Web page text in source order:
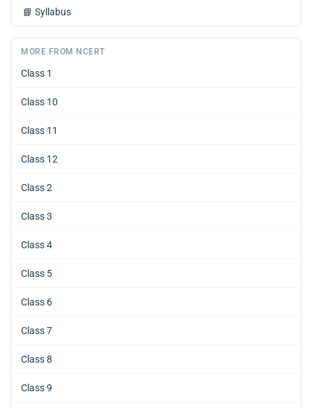
📘 Syllabus
MORE FROM NCERT
Class 1
Class 10
Class 11
Class 12
Class 2
Class 3
Class 4
Class 5
Class 6
Class 7
Class 8
Class 9